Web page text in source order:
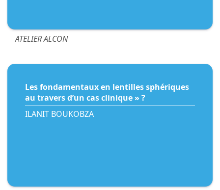
ATELIER ALCON
Les fondamentaux en lentilles sphériques
au travers d’un cas clinique » ?
ILANIT BOUKOBZA